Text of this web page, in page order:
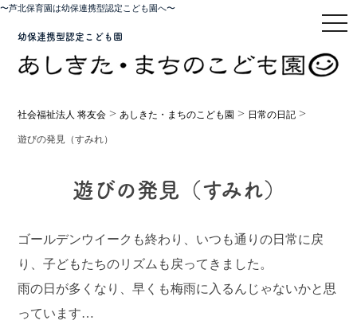
〜芦北保育園は幼保連携型認定こども園へ〜
幼保連携型認定こども園
社会福祉法人 将友会 > あしきた・まちのこども園 > 日常の日記 >
遊びの発見（すみれ）
遊びの発見（すみれ）
ゴールデンウイークも終わり、いつも通りの日常に戻
り、子どもたちのリズムも戻ってきました。
雨の日が多くなり、早くも梅雨に入るんじゃないかと思
っています…